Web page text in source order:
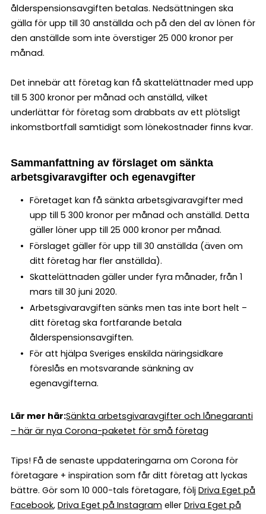
ålderspensionsavgiften betalas. Nedsättningen ska
gälla för upp till 30 anställda och på den del av lönen för
den anställde som inte överstiger 25 000 kronor per
månad.
Det innebär att företag kan få skattelättnader med upp
till 5 300 kronor per månad och anställd, vilket
underlättar för företag som drabbats av ett plötsligt
inkomstbortfall samtidigt som lönekostnader finns kvar.
Sammanfattning av förslaget om sänkta
arbetsgivaravgifter och egenavgifter
Företaget kan få sänkta arbetsgivaravgifter med
upp till 5 300 kronor per månad och anställd. Detta
gäller löner upp till 25 000 kronor per månad.
Förslaget gäller för upp till 30 anställda (även om
ditt företag har fler anställda).
Skattelättnaden gäller under fyra månader, från 1
mars till 30 juni 2020.
Arbetsgivaravgiften sänks men tas inte bort helt –
ditt företag ska fortfarande betala
ålderspensionsavgiften.
För att hjälpa Sveriges enskilda näringsidkare
föreslås en motsvarande sänkning av
egenavgifterna.
Lär mer här:Sänkta arbetsgivaravgifter och lånegaranti
– här är nya Corona-paketet för små företag
Tips! Få de senaste uppdateringarna om Corona för
företagare + inspiration som får ditt företag att lyckas
bättre. Gör som 10 000-tals företagare, följ Driva Eget på
Facebook, Driva Eget på Instagram eller Driva Eget på